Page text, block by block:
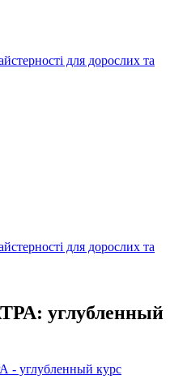
углубленный